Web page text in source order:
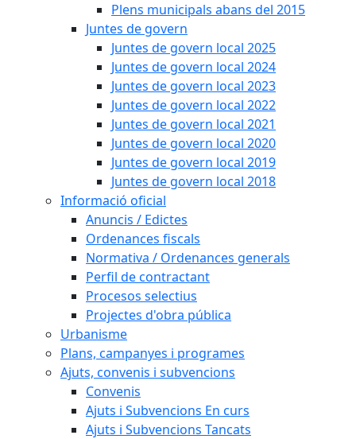
Plens municipals abans del 2015
Juntes de govern
Juntes de govern local 2025
Juntes de govern local 2024
Juntes de govern local 2023
Juntes de govern local 2022
Juntes de govern local 2021
Juntes de govern local 2020
Juntes de govern local 2019
Juntes de govern local 2018
Informació oficial
Anuncis / Edictes
Ordenances fiscals
Normativa / Ordenances generals
Perfil de contractant
Procesos selectius
Projectes d'obra pública
Urbanisme
Plans, campanyes i programes
Ajuts, convenis i subvencions
Convenis
Ajuts i Subvencions En curs
Ajuts i Subvencions Tancats